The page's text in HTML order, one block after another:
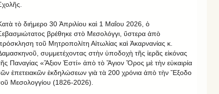
τὸ διήμερο 30 Ἀπριλίου καὶ 1 Μαΐου 2026, ὁ
βρέθηκε στὸ Μεσολόγγι, ὕστερα ἀπὸ
τοῦ Μητροπολίτη Αἰτωλίας καὶ Ἀκαρνανίας κ.
συμμετέχοντας στὴν ὑποδοχὴ τῆς ἱερᾶς εἰκόνας
Παναγίας «Ἄξιον Ἐστί» ἀπὸ τὸ Ἅγιον Ὄρος μὲ τὴν εὐκαιρία
ἐπετειακῶν ἐκδηλώσεων γιὰ τὰ 200 χρόνια ἀπὸ τὴν Ἔξοδο
Μεσολογγίου (1826-2026).